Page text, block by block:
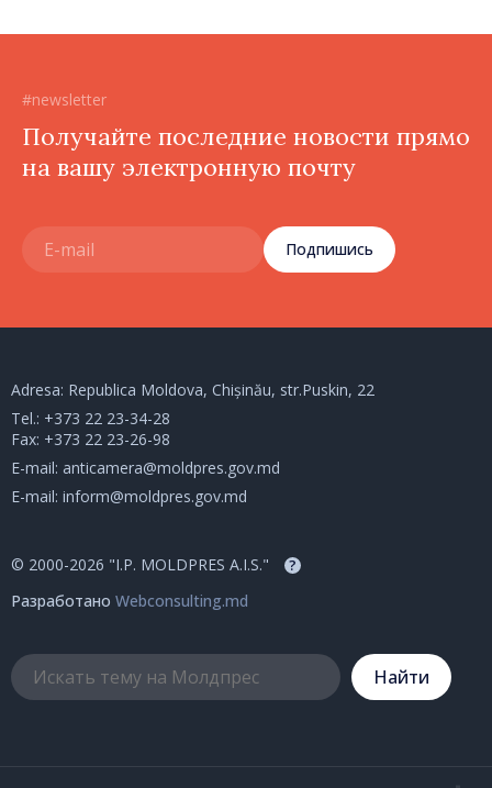
#newsletter
Получайте последние новости прямо
на вашу электронную почту
Подпишись
Adresa: Republica Moldova, Chișinău, str.Puskin, 22
Tel.: +373 22 23-34-28
Fax: +373 22 23-26-98
E-mail: anticamera@moldpres.gov.md
E-mail: inform@moldpres.gov.md
© 2000-2026 "I.P. MOLDPRES A.I.S." ?
Разработано Webconsulting.md
Hайти